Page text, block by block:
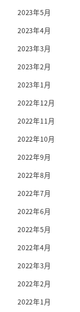
2023年5月
2023年4月
2023年3月
2023年2月
2023年1月
2022年12月
2022年11月
2022年10月
2022年9月
2022年8月
2022年7月
2022年6月
2022年5月
2022年4月
2022年3月
2022年2月
2022年1月